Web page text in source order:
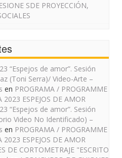
SDE PROYECCIÓN,
“Espejos de amor”. Sesión
(Toni Serra)/ Video-Arte –
en PROGRAMA / PROGRAMME
2023 ESPEJOS DE AMOR
“Espejos de amor”. Sesión
Video No Identificado) –
en PROGRAMA / PROGRAMME
2023 ESPEJOS DE AMOR
DE CORTOMETRAJE "ESCRITO